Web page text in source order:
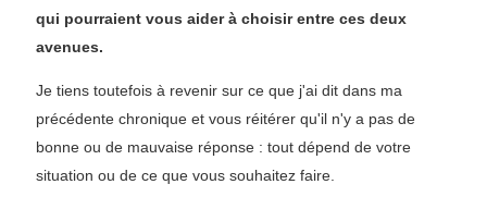
qui pourraient vous aider à choisir entre ces deux
avenues.
Je tiens toutefois à revenir sur ce que j'ai dit dans ma
précédente chronique et vous réitérer qu'il n'y a pas de
bonne ou de mauvaise réponse : tout dépend de votre
situation ou de ce que vous souhaitez faire.